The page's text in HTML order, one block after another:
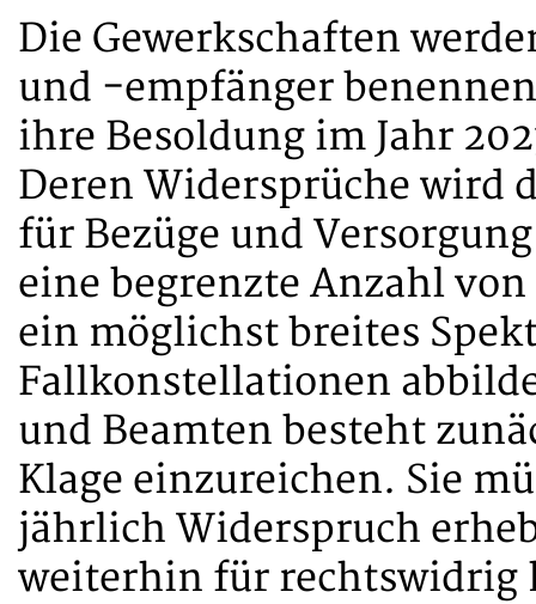
Die Gewerkschaften
und -empfänger
ihre Besoldung im Jahr
Deren Widersprüche wird
für Bezüge und
eine begrenzte Anzahl
ein möglichst breites
Fallkonstellationen
und Beamten besteht
Klage einzureichen. Sie
jährlich Widerspruch
weiterhin für rechtswidrig